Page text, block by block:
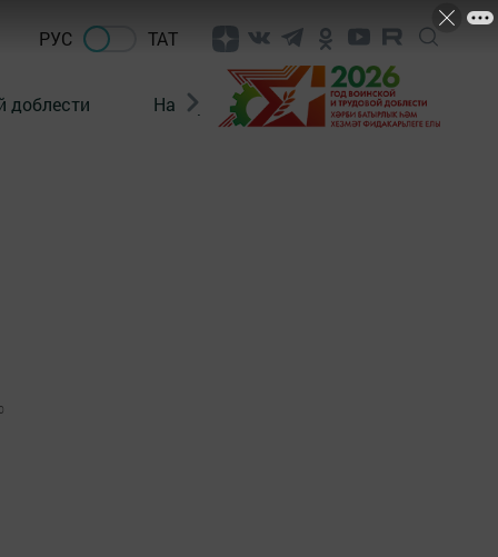
РУС ТАТ
доблести Нацпроекты Поколение будущего
0